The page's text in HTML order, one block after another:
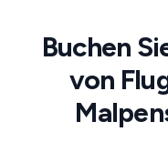
Buchen
von